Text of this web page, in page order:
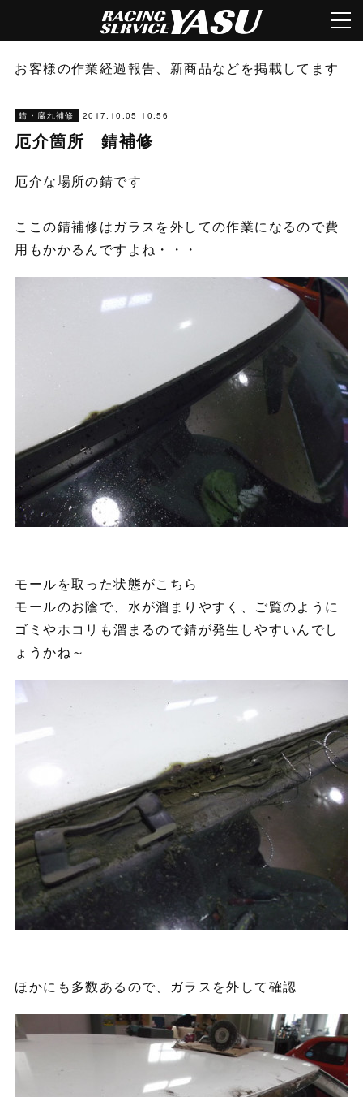
お客様の作業経過報告、新商品などを掲載してます
錆・腐れ補修 2017.10.05 10:56
厄介箇所 錆補修
厄介な場所の錆です
ここの錆補修はガラスを外しての作業になるので費
用もかかるんですよね・・・
モールを取った状態がこちら
モールのお陰で、水が溜まりやすく、ご覧のように
ゴミやホコリも溜まるので錆が発生しやすいんでし
ょうかね～
ほかにも多数あるので、ガラスを外して確認